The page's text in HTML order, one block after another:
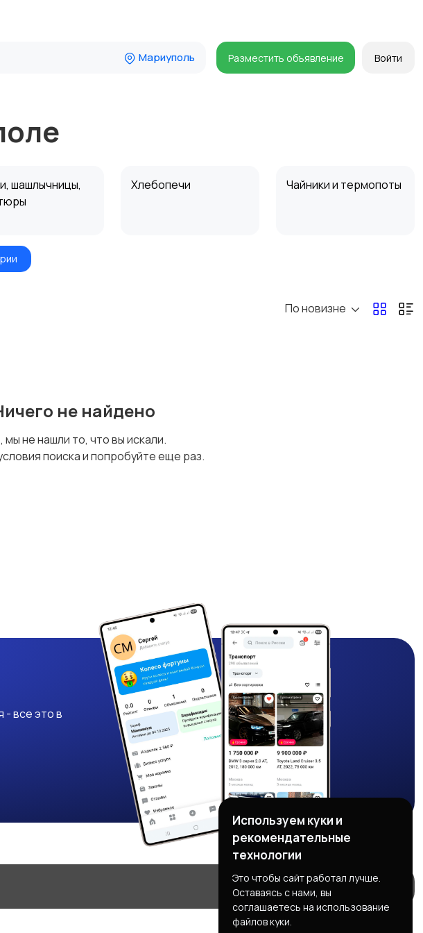
Мариуполь Разместить объявление Войти
шашлычницы,
Хлебопечи Чайники и термопоты
весы
По новизне
не найдено
мы не нашли то, что вы искали.
поиска и попробуйте еще раз.
- все это в
Используем куки и
рекомендательные
технологии
Это чтобы сайт работал лучше.
Оставаясь с нами, вы
соглашаетесь на использование
файлов куки.